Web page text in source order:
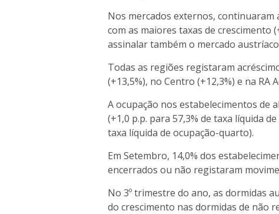
Nos mercados externos, continuaram
com as maiores taxas de crescimento
assinalar também o mercado austríaco
Todas as regiões registaram
(+13,5%), no Centro (+12,3%) e na RA
A ocupação nos estabelecimentos
(+1,0 p.p. para 57,3% de taxa líquida
taxa líquida de ocupação-quarto).
Em Setembro, 14,0% dos
encerrados ou não registaram
No 3º trimestre do ano, as dormidas
do crescimento nas dormidas de não